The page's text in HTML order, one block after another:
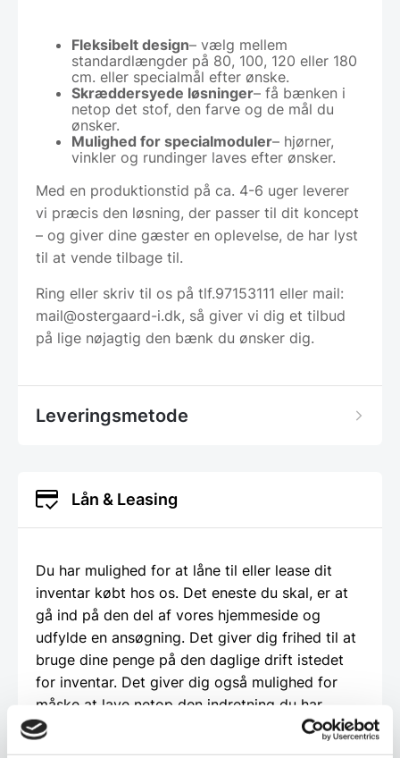
Fleksibelt design– vælg mellem
standardlængder på 80, 100, 120 eller 180
cm. eller specialmål efter ønske.
Skræddersyede løsninger– få bænken i
netop det stof, den farve og de mål du
ønsker.
Mulighed for specialmoduler– hjørner,
vinkler og rundinger laves efter ønsker.
Med en produktionstid på ca. 4-6 uger leverer
vi præcis den løsning, der passer til dit koncept
– og giver dine gæster en oplevelse, de har lyst
til at vende tilbage til.
Ring eller skriv til os på tlf.97153111 eller mail:
mail@ostergaard-i.dk, så giver vi dig et tilbud
på lige nøjagtig den bænk du ønsker dig.
Leveringsmetode
Lån & Leasing
Du har mulighed for at låne til eller lease dit
inventar købt hos os. Det eneste du skal, er at
gå ind på den del af vores hjemmeside og
udfylde en ansøgning. Det giver dig frihed til at
bruge dine penge på den daglige drift istedet
for inventar. Det giver dig også mulighed for
måske at lave netop den indretning du har
drømt om, men som måske er for dyr, hvis du